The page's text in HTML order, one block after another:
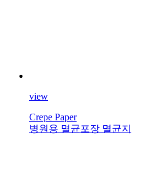
view
Crepe Paper
병원용 멸균포장 멸균지